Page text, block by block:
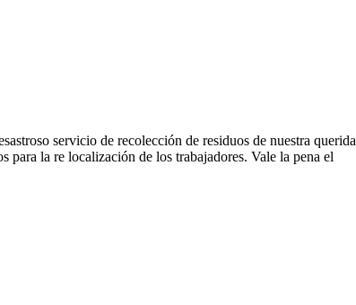
servicio de recolección de residuos de nuestra querida
la re localización de los trabajadores. Vale la pena el